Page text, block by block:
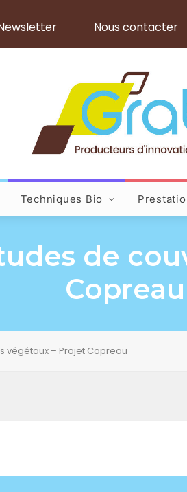
Nous contacter
Techniques Bio
de
Copreau
végétaux – Projet Copreau